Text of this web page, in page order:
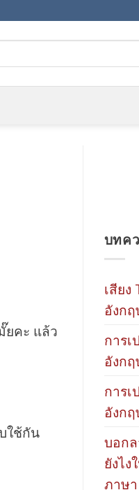
ยคะ แล้ว
ใช้กัน
บทค
เสียง
อังก
การเ
อังก
การเ
อังก
บอก
ยังไง
ภาษา